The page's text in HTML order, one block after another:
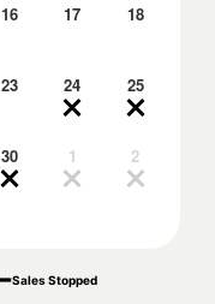
16 17 18
23 24 25
30 1 2
Sales Stopped